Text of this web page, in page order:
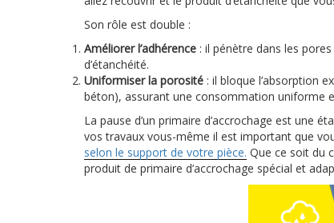
Son rôle est double :
Améliorer l’adhérence : il pénètre dans les
d’étanchéité.
Uniformiser la porosité : il bloque l’absorption
béton), assurant une consommation uniforme
La pause d’un primaire d’accrochage est une
vos travaux vous-même il est important que
selon le support de votre pièce. Que ce soit du
produit de primaire d’accrochage spécial et